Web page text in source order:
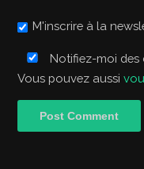
M'inscrire à la
Notifiez-moi des
Vous pouvez aussi